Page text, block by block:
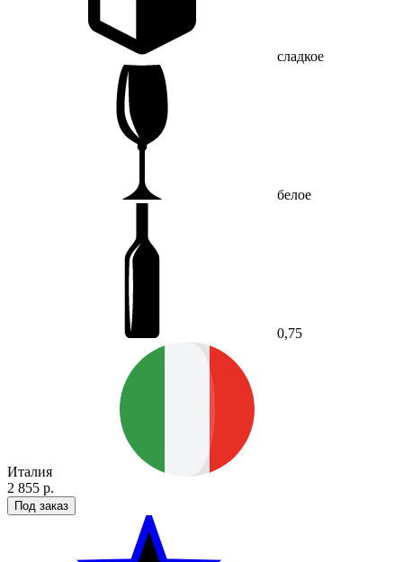
сладкое
белое
0,75
Италия
2 855 р.
Под заказ